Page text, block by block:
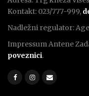
Kontakt: 023/777-999,
Nadležni regulator:
Impressum Antene
poveznici.